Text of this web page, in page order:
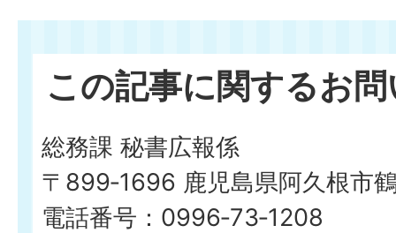
この記事に関するお
総務課 秘書広報係
〒899‐1696 鹿児島県阿久根市
電話番号：0996‐73‐1208